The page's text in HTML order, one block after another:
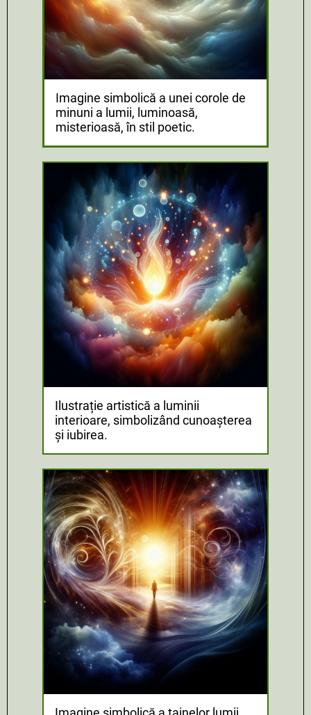
Imagine simbolică a unei corole de
minuni a lumii, luminoasă,
misterioasă, în stil poetic.
Ilustrație artistică a luminii
interioare, simbolizând cunoașterea
și iubirea.